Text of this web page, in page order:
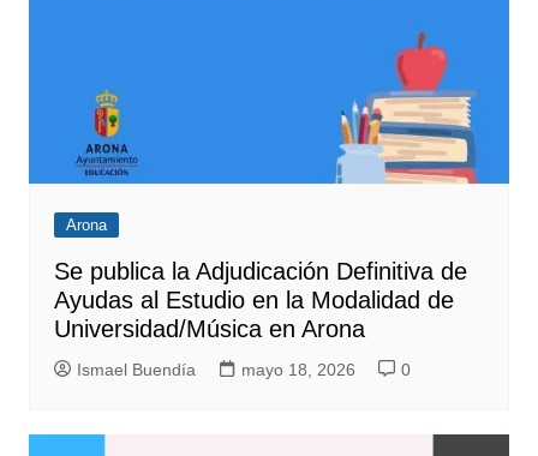
Arona
Se publica la Adjudicación Definitiva de
Ayudas al Estudio en la Modalidad de
Universidad/Música en Arona
Ismael Buendía mayo 18, 2026 0